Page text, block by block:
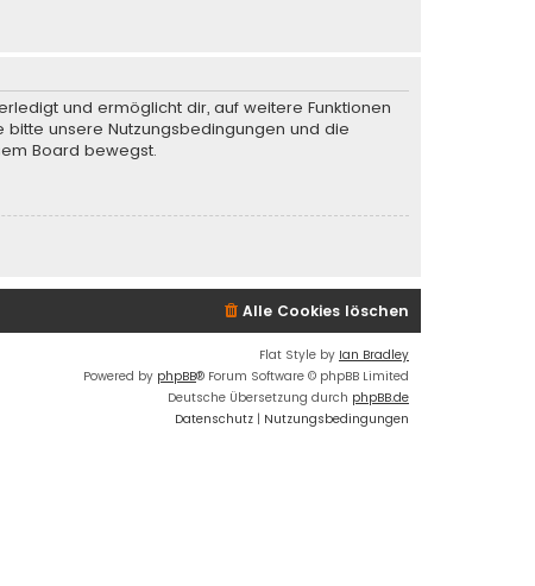
und ermöglicht dir, auf weitere Funktionen
unsere Nutzungsbedingungen und die
Board bewegst.
Alle Cookies löschen
Flat Style by Ian Bradley
Powered by phpBB® Forum Software © phpBB Limited
Deutsche Übersetzung durch phpBB.de
Datenschutz | Nutzungsbedingungen